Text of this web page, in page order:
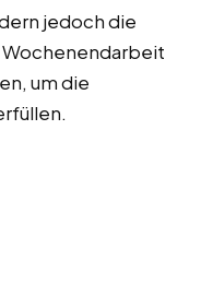
jedoch die
um die